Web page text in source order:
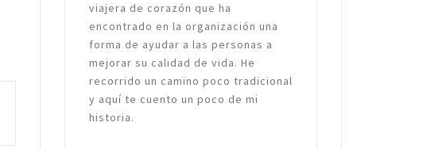
viajera de corazón que ha
encontrado en la organización una
forma de ayudar a las personas a
mejorar su calidad de vida. He
recorrido un camino poco tradicional
y aquí te cuento un poco de mi
historia.